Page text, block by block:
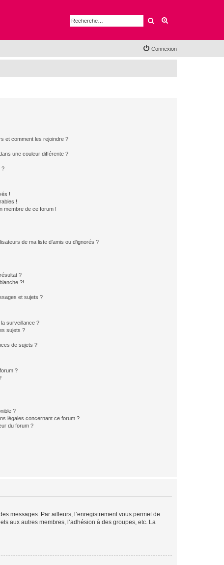
Rechercher
Connexion
et comment les rejoindre ?
une couleur différente ?
?
!
!
membre de ce forum !
de ma liste d’amis ou d’ignorés ?
?
?!
et sujets ?
surveillance ?
sujets ?
de sujets ?
?
?
légales concernant ce forum ?
du forum ?
messages. Par ailleurs, l’enregistrement vous permet de
aux autres membres, l’adhésion à des groupes, etc. La